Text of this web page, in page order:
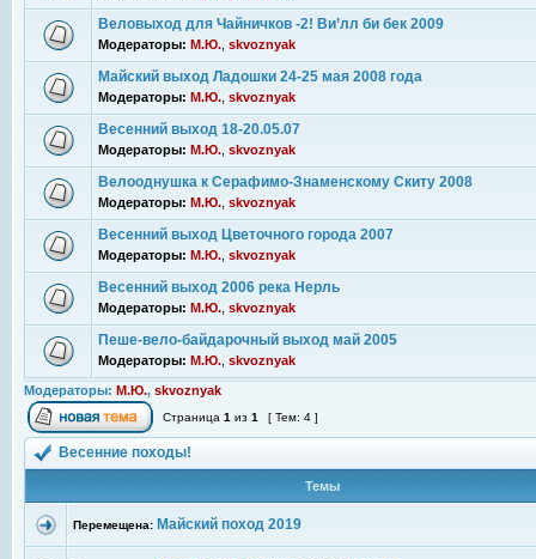
Веловыход для Чайничков -2! Ви’лл би бек 2009
Модераторы: М.Ю. skvoznyak
Майский выход Ладошки 24-25 мая 2008 года
Модераторы: М.Ю. skvoznyak
Весенний выход 18-20.05.07
Модераторы: М.Ю. skvoznyak
Велооднушка к Серафимо-Знаменскому Скиту 2008
Модераторы: М.Ю. skvoznyak
Весенний выход Цветочного города 2007
Модераторы: М.Ю. skvoznyak
Весенний выход 2006 река Нерль
Модераторы: М.Ю. skvoznyak
Пеше-вело-байдарочный выход май 2005
Модераторы: М.Ю. skvoznyak
Модераторы: М.Ю., skvoznyak
Страница 1 из 1 [ Тем: 4 ]
Весенние походы!
Темы
Перемещена: Майский поход 2019